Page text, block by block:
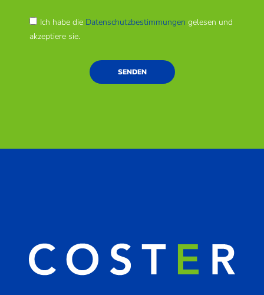
Ich habe die Datenschutzbestimmungen gelesen und
akzeptiere sie.
SENDEN